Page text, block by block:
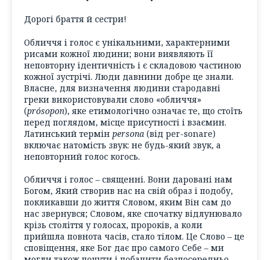
Дорогі браття й сестри!
Обличчя і голос є унікальними, характерними
рисами кожної людини; вони виявляють її
неповторну ідентичність і є складовою частиною
кожної зустрічі. Люди давнини добре це знали.
Власне, для визначення людини стародавні
греки використовували слово «обличчя»
(prósopon), яке етимологічно означає те, що стоїть
перед поглядом, місце присутності і взаємин.
Латинський термін persona (від per-sonare)
включає натомість звук: не будь-який звук, а
неповторний голос когось.
Обличчя і голос – священні. Вони даровані нам
Богом, Який створив нас на свій образ і подобу,
покликавши до життя Словом, яким Він сам до
нас звернувся; Словом, яке спочатку відлунювало
крізь століття у голосах, пророків, а коли
прийшла повнота часів, стало тілом. Це Слово – це
сповіщення, яке Бог дає про самого Себе – ми